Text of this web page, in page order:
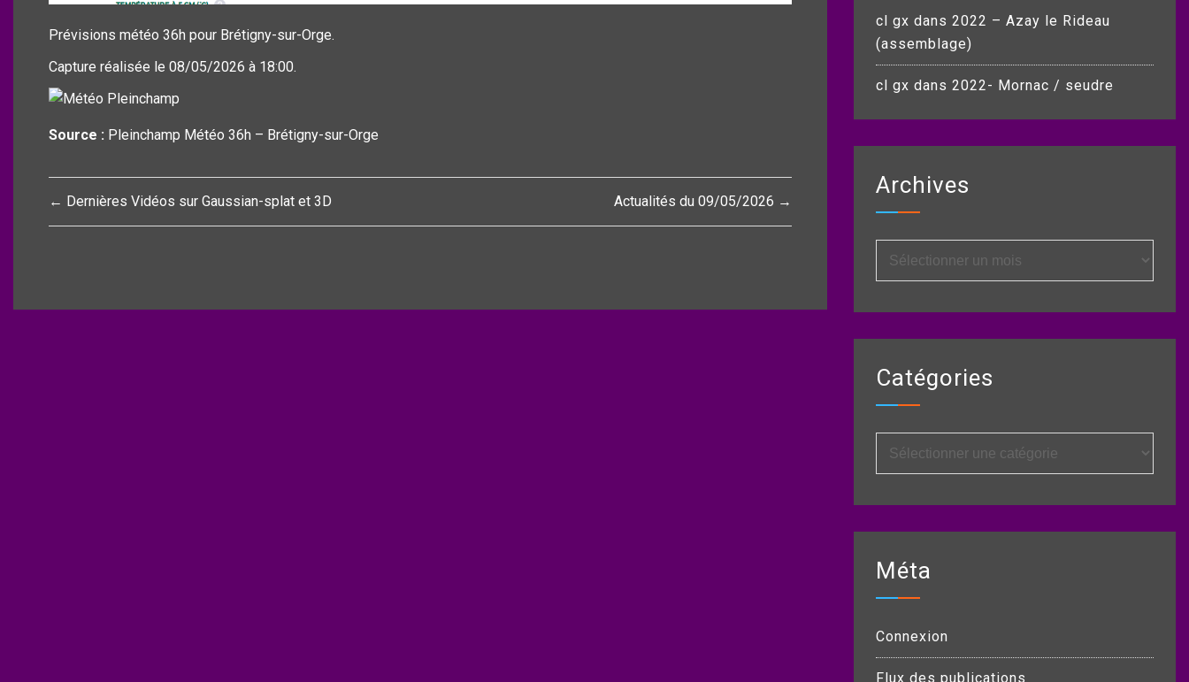
Prévisions météo 36h pour Brétigny-sur-Orge.
Capture réalisée le 08/05/2026 à 18:00.
Source : Pleinchamp Météo 36h – Brétigny-sur-Orge
Navigation
de
← Dernières Vidéos sur Gaussian-splat et 3D Actualités du 09/05/2026 →
cl gx dans 2022 – Azay le Rideau
(assemblage)
cl gx dans 2022- Mornac / seudre
Archives
Catégories
Méta
Connexion
Flux des publications